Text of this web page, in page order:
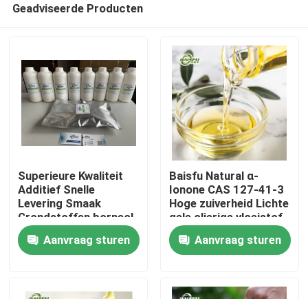
Thuis
Producten
Video's
Geadviseerde Producten
Superieure Kwaliteit
Additief Snelle
Levering Smaak
Grondstoffen borneol
Food Grade Kruiden
Bereid Aroma
Aanvraag sturen
Baisfu Natural α-
Ionone CAS 127-41-3
Hoge zuiverheid Lichte
gele olierige vloeistof
voor voedsel smaak en
cosmetische geur
Aanvraag sturen